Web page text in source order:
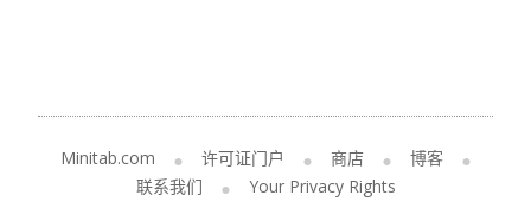
Minitab.com 许可证门户 商店
博客
联系我们
Your Privacy Rights